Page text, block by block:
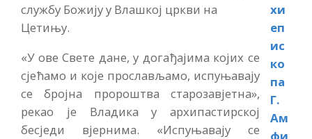
службу Божију у Влашкој цркви на
Цетињу.
«У ове Свете дане, у догађајима којих се
сјећамо и које прослављамо, испуњавају
се бројна пророштва старозавјетна»,
рекао је Владика у архипастирској
бесједи вјернима. «Испуњавају се